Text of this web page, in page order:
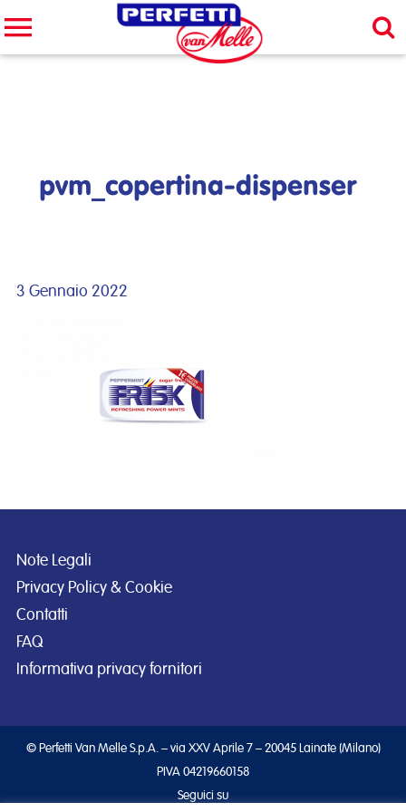
Cerca nel sito
pvm_copertina-dispenser
3 Gennaio 2022
Note Legali
Privacy Policy & Cookie
Contatti
FAQ
Informativa privacy fornitori
© Perfetti Van Melle S.p.A. – via XXV Aprile 7 – 20045 Lainate (Milano)
PIVA 04219660158
Seguici su